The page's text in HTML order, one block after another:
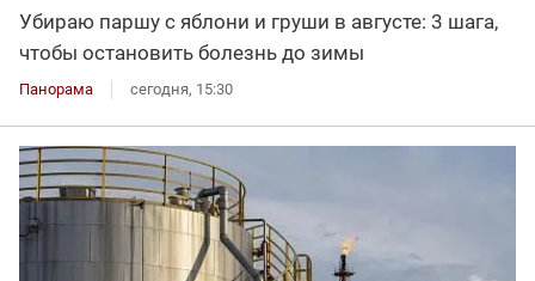
Убираю паршу с яблони и груши в августе: 3 шага,
чтобы остановить болезнь до зимы
Панорама сегодня, 15:30